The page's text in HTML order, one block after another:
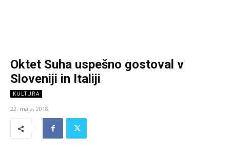
Oktet Suha uspešno gostoval v
Sloveniji in Italiji
KULTURA
22. maja, 2018